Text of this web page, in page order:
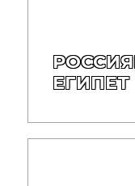
ЕГИПЕТ